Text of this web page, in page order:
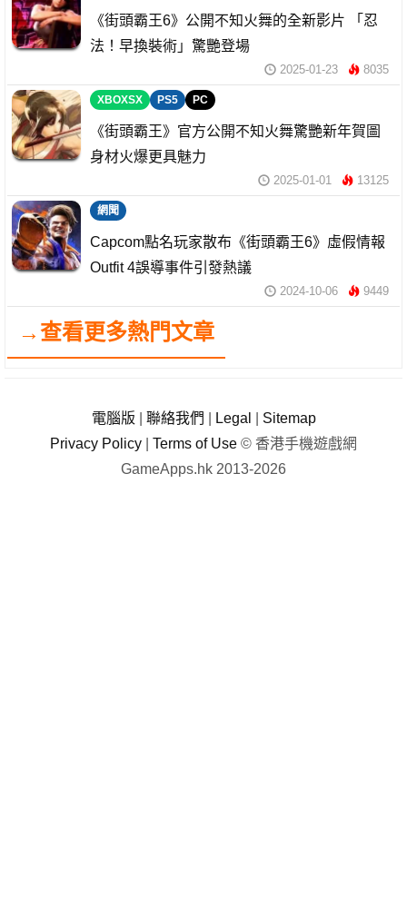
《街頭霸王6》公開不知火舞的全新影片 「忍
法！早換裝術」驚艷登場
2025-01-23 8035
XBOXSX PS5 PC
《街頭霸王》官方公開不知火舞驚艷新年賀圖
身材火爆更具魅力
2025-01-01 13125
網聞
Capcom點名玩家散布《街頭霸王6》虛假情報
Outfit 4誤導事件引發熱議
2024-10-06 9449
→查看更多熱門文章
電腦版 聯絡我們 Legal
Sitemap
Privacy Policy
Terms of Use © 香港手機遊戲網
GameApps.hk 2013-2026